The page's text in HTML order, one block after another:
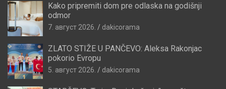
Kako pripremiti dom pre odlaska na godišnji
odmor
7. август 2026. dakicorama
ZLATO STIŽE U PANČEVO: Aleksa Rakonjac
pokorio Evropu
5. август 2026. dakicorama